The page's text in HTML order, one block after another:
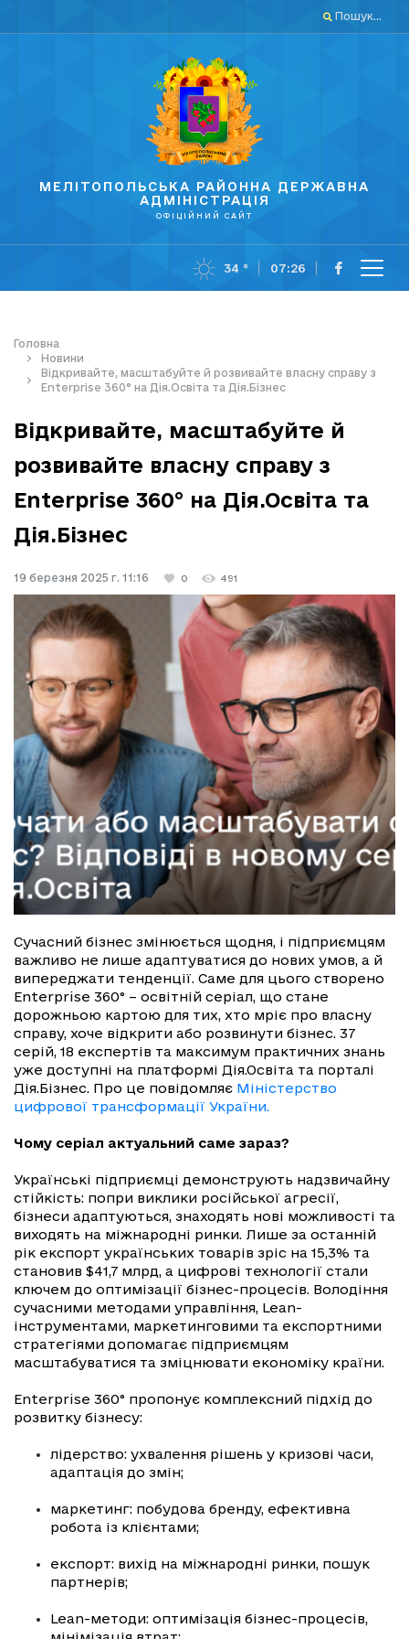
Пошук...
МЕЛІТОПОЛЬСЬКА РАЙОННА ДЕРЖАВНА
АДМІНІСТРАЦІЯ
ОФІЦІЙНИЙ САЙТ
34 ° 07:26
Головна
Новини
Відкривайте, масштабуйте й розвивайте власну справу з
Enterprise 360° на Дія.Освіта та Дія.Бізнес
Відкривайте, масштабуйте й
розвивайте власну справу з
Enterprise 360° на Дія.Освіта та
Дія.Бізнес
19 березня 2025 г. 11:16 0 491
Сучасний бізнес змінюється щодня, і підприємцям
важливо не лише адаптуватися до нових умов, а й
випереджати тенденції. Саме для цього створено
Enterprise 360° – освітній серіал, що стане
дорожньою картою для тих, хто мріє про власну
справу, хоче відкрити або розвинути бізнес. 37
серій, 18 експертів та максимум практичних знань
уже доступні на платформі Дія.Освіта та порталі
Дія.Бізнес. Про це повідомляє Міністерство
цифрової трансформації України.
Чому серіал актуальний саме зараз?
Українські підприємці демонструють надзвичайну
стійкість: попри виклики російської агресії,
бізнеси адаптуються, знаходять нові можливості та
виходять на міжнародні ринки. Лише за останній
рік експорт українських товарів зріс на 15,3% та
становив $41,7 млрд, а цифрові технології стали
ключем до оптимізації бізнес-процесів. Володіння
сучасними методами управління, Lean-
інструментами, маркетинговими та експортними
стратегіями допомагає підприємцям
масштабуватися та зміцнювати економіку країни.
Enterprise 360° пропонує комплексний підхід до
розвитку бізнесу:
лідерство: ухвалення рішень у кризові часи,
адаптація до змін;
маркетинг: побудова бренду, ефективна
робота із клієнтами;
експорт: вихід на міжнародні ринки, пошук
партнерів;
Lean-методи: оптимізація бізнес-процесів,